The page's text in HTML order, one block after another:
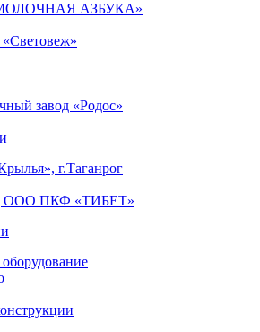
АЗБУКА»
завод «Родос»
г.Таганрог
ООО ПКФ «ТИБЕТ»